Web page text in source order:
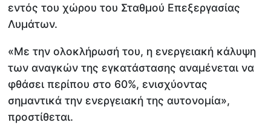
εντός του χώρου του Σταθμού Επεξεργασίας
Λυμάτων.
«Με την ολοκλήρωσή του, η ενεργειακή κάλυψη
των αναγκών της εγκατάστασης αναμένεται να
φθάσει περίπου στο 60%, ενισχύοντας
σημαντικά την ενεργειακή της αυτονομία»,
προστίθεται.